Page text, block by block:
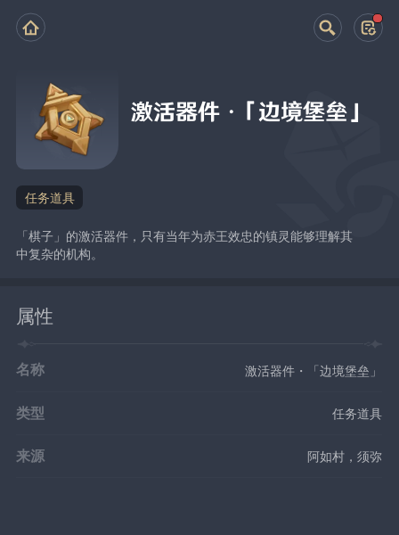
激活器件・「边境堡垒」
任务道具
「棋子」的激活器件，只有当年为赤王效忠的镇灵能够理解其
中复杂的机构。
属性
名称 激活器件・「边境堡垒」
类型 任务道具
来源 阿如村，须弥